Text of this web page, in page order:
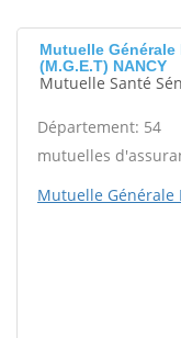
Mutuelle
(M.G.E.T) NANCY
Mutuelle Santé
Département: 54
mutuelles
Mutuelle Générale